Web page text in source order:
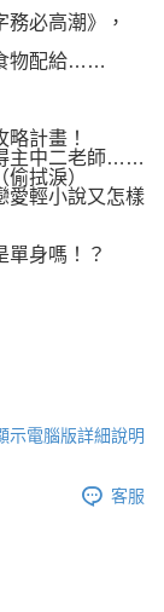
務必高潮》，
物配給……
計畫！
主中二老師……
拭淚）
愛輕小說又怎樣
單身嗎！？
示電腦版詳細說明
客服